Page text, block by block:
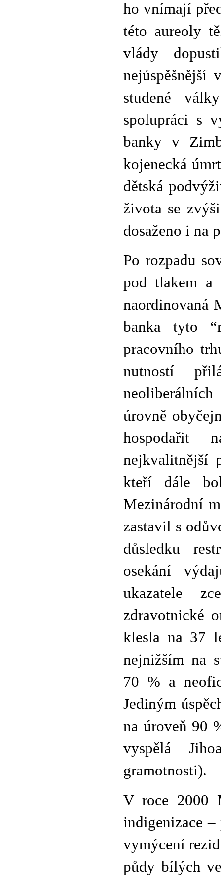
ho vnímají
této aureoly
vlády
nejúspěšnější
studené
spolupráci s
banky v
kojenecká
dětská
života se
dosaženo i na
Po rozpadu
pod tlakem a
naordinovaná
banka tyto
pracovního
nutností
úrovně
hospodařit
nejkvalitnější
kteří dále
Mezinárodní
zastavil s
důsledku
osekání
ukazatele
zdravotnické
klesla na 37
nejnižším na
70 % a
Jediným
na úroveň 90
vyspělá
gramotnosti).
V roce 2000
indigenizace
vymýcení
půdy bílých